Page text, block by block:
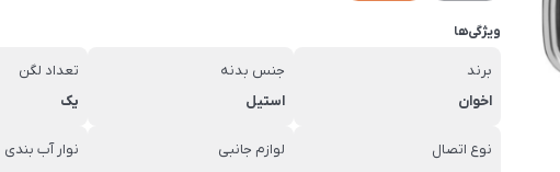
ویژگی‌ها
برند
اخوان
جنس بدنه
استیل
تعداد لگن
یک
نوع اتصال
لوازم جانبی
نوار آب بندی